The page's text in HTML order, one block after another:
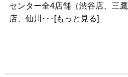
センター全4店舗（渋谷店、三鷹
店、仙川･･･[もっと見る]